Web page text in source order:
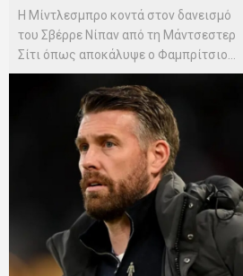
Η Μίντλεσμπρο κοντά στον δανεισμό
του Σβέρρε Νίπαν από τη Μάντσεστερ
Σίτι όπως αποκάλυψε ο Φαμπρίτσιο...